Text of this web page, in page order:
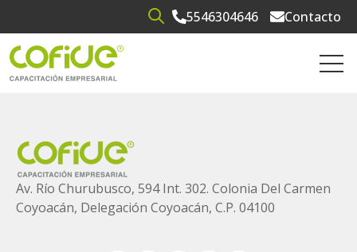
Open search5546304646 Contacto
Av. Río Churubusco, 594 Int. 302. Colonia Del Carmen
Coyoacán, Delegación Coyoacán, C.P. 04100